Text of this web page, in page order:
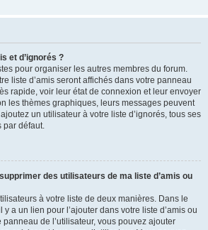
et d’ignorés ?
pour organiser les autres membres du forum.
liste d’amis seront affichés dans votre panneau
rapide, voir leur état de connexion et leur envoyer
les thèmes graphiques, leurs messages peuvent
un utilisateur à votre liste d’ignorés, tous ses
par défaut.
des utilisateurs de ma liste d’amis ou
à votre liste de deux manières. Dans le
a un lien pour l’ajouter dans votre liste d’amis ou
panneau de l’utilisateur, vous pouvez ajouter